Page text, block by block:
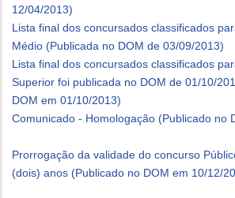
12/04/2013)
Lista final dos concursados classificados
Médio (Publicada no DOM de 03/09/2013)
Lista final dos concursados classificados
Superior foi publicada no DOM de 01/10/
DOM em 01/10/2013)
Comunicado - Homologação (Publicado no
Prorrogação da validade do concurso
(dois) anos (Publicado no DOM em 10/12/